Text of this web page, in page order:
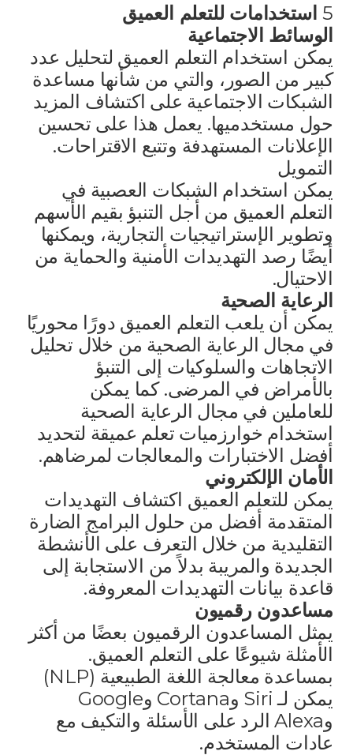
5استخدامات للتعلم العميق
الوسائط الاجتماعية
يمكن استخدام التعلم العميق لتحليل عدد
كبير من الصور، والتي من شأنها مساعدة
الشبكات الاجتماعية على اكتشاف المزيد
حول مستخدميها. يعمل هذا على تحسين
الإعلانات المستهدفة وتتبع الاقتراحات.
التمويل
يمكن استخدام الشبكات العصبية في
التعلم العميق من أجل التنبؤ بقيم الأسهم
وتطوير الإستراتيجيات التجارية، ويمكنها
أيضًا رصد التهديدات الأمنية والحماية من
الاحتيال.
الرعاية الصحية
يمكن أن يلعب التعلم العميق دورًا محوريًا
في مجال الرعاية الصحية من خلال تحليل
الاتجاهات والسلوكيات إلى التنبؤ
بالأمراض في المرضى. كما يمكن
للعاملين في مجال الرعاية الصحية
استخدام خوارزميات تعلم عميقة لتحديد
أفضل الاختبارات والمعالجات لمرضاهم.
الأمان الإلكتروني
يمكن للتعلم العميق اكتشاف التهديدات
المتقدمة أفضل من حلول البرامج الضارة
التقليدية من خلال التعرف على الأنشطة
الجديدة والمريبة بدلاً من الاستجابة إلى
قاعدة بيانات التهديدات المعروفة.
مساعدون رقميون
يمثل المساعدون الرقميون بعضًا من أكثر
الأمثلة شيوعًا على التعلم العميق.
بمساعدة معالجة اللغة الطبيعية (NLP)
يمكن لـ Siri وCortana وGoogle
وAlexa الرد على الأسئلة والتكيف مع
عادات المستخدم.